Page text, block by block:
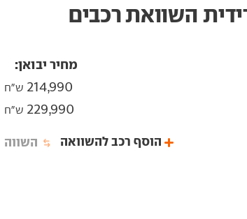
השוואת רכבים
מחיר יבואן:
214,990 ש"ח
229,990 ש"ח
השווה הוסף רכב להשוואה